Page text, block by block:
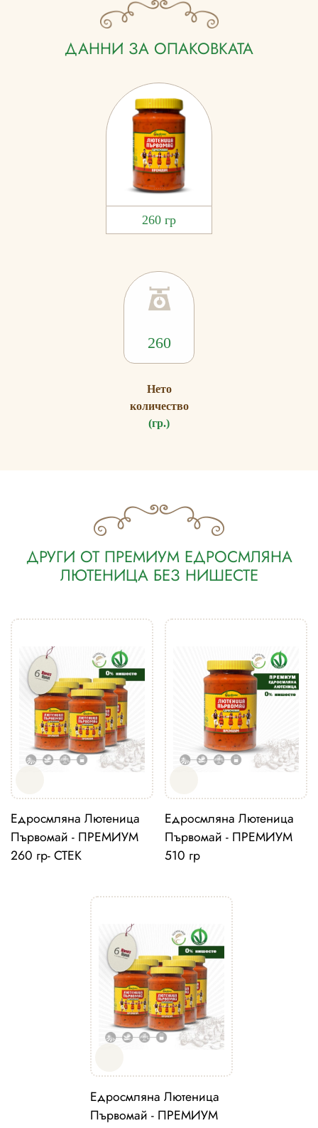
ДАННИ ЗА ОПАКОВКАТА
260 гр
260
Нето
количество
(гр.)
ДРУГИ ОТ ПРЕМИУМ ЕДРОСМЛЯНА
ЛЮТЕНИЦА БЕЗ НИШЕСТЕ
Едросмляна Лютеница
Първомай - ПРЕМИУМ
260 гр- СТЕК
Едросмляна Лютеница
Първомай - ПРЕМИУМ
510 гр
Едросмляна Лютеница
Първомай - ПРЕМИУМ